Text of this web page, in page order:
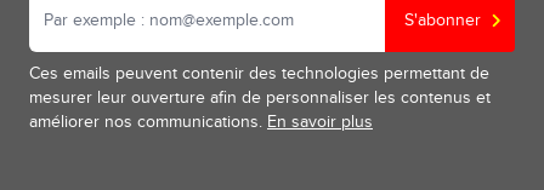
S'abonner
Ces emails peuvent contenir des technologies permettant de
mesurer leur ouverture afin de personnaliser les contenus et
améliorer nos communications. En savoir plus